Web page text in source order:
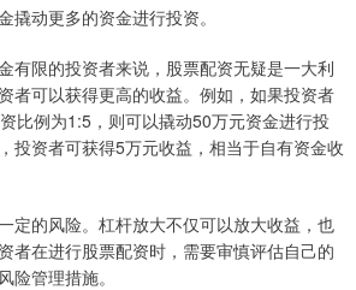
撬动更多的资金进行投资。
有限的投资者来说，股票配资无疑是一大利
者可以获得更高的收益。例如，如果投资者
比例为1:5，则可以撬动50万元资金进行投
投资者可获得5万元收益，相当于自有资金收
定的风险。杠杆放大不仅可以放大收益，也
者在进行股票配资时，需要审慎评估自己的
险管理措施。